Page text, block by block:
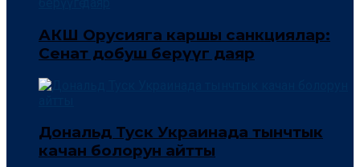
АКШ Орусияга каршы санкциялар:
Сенат добуш берүүгө даяр
Дональд Туск Украинада тынчтык
качан болорун айтты